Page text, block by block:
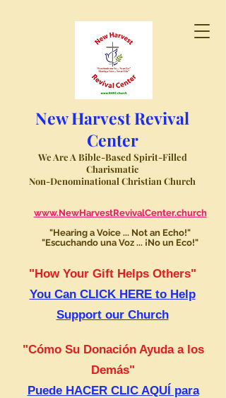
New Harvest Revival
Center
We Are A Bible-Based Spirit-Filled
Charismatic
Non-Denominational Christian Church
www.NewHarvestRevivalCenter.church
"Hearing a Voice ... Not an Echo!"
"Escuchando una Voz ... ¡No un Eco!"
"How Your Gift Helps Others"
You Can CLICK HERE to Help
Support our Church
"Cómo Su Donación Ayuda a los
Demás"
Puede HACER CLIC AQUÍ para